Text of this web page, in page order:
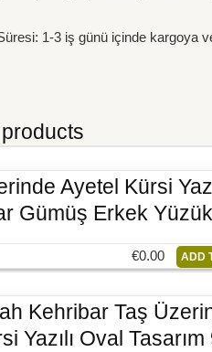
1-3 iş günü içinde kargoya
Ayetel Kürsi
Gümüş Erkek Yüzük
€0.00 ADD
Kehribar Taş
Yazılı Oval